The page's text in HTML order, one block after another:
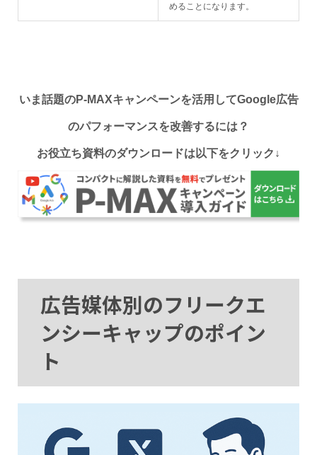
めることになります。
いま話題のP-MAXキャンペーンを活用してGoogle広告
のパフォーマンスを改善するには？
お役立ち資料のダウンロードは以下をクリック↓
広告媒体別のフリークエ
ンシーキャップのポイン
ト